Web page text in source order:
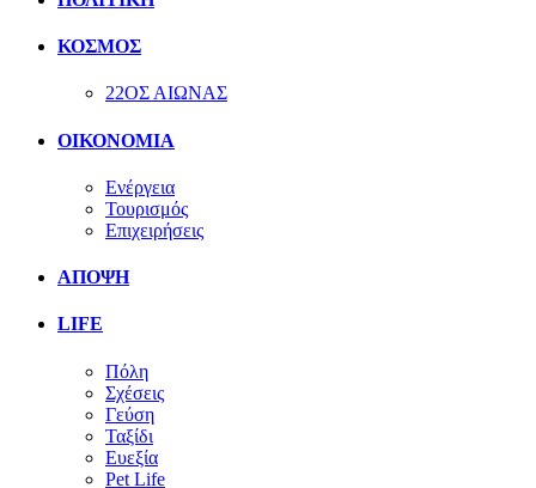
ΚΟΣΜΟΣ
22ΟΣ ΑΙΩΝΑΣ
ΟΙΚΟΝΟΜΙΑ
Ενέργεια
Τουρισμός
Επιχειρήσεις
ΑΠΟΨΗ
LIFE
Πόλη
Σχέσεις
Γεύση
Ταξίδι
Ευεξία
Pet Life